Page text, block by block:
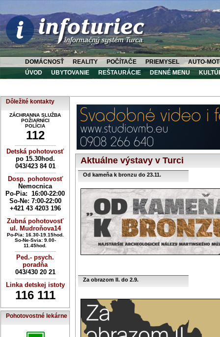
DOMÁCNOSŤ REALITY POČÍTAČE PRIEMYSEL
AUTO-
ÚVOD
UBYTOVANIE REŠTAURÁCIE DENNÉ MENU
Dôležité kontakty
ZÁCHRANNA SLUŽBA
POŽIARNÍCI
POLÍCIA
112
----------------------------
Detská pohotovosť
po 15.30hod.
043/423 84 01
----------------------------
Dosp. pohotovosť
Nemocnica
Po-Pia: 16:00-22:00
So-Ne: 7:00-22:00
+421 43 4203 196
----------------------------
Zubná pohotovosť
ul. Mudroňova14
Po-Pia: 16.30-19.15hod.
So-Ne-Svia: 9.00-
11.45hod.
----------------------------
Ped.- psych.
poradňa
043/430 20 21
----------------------------
Linka detskej istoty
116 111
Pohotovostné lekárne
Aktuálne výstavy v Turci
Od kameňa k bronzu do 23.11.
Za obrazom II. do 2.9.